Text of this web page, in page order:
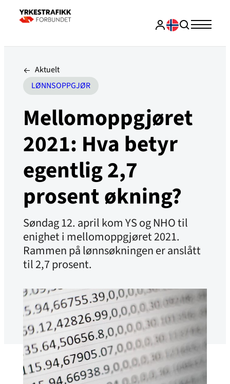
Aktuelt
LØNNSOPPGJØR
Mellomoppgjøret
2021: Hva betyr
egentlig 2,7
prosent økning?
Søndag 12. april kom YS og NHO til
enighet i mellomoppgjøret 2021.
Rammen på lønnsøkningen er anslått
til 2,7 prosent.